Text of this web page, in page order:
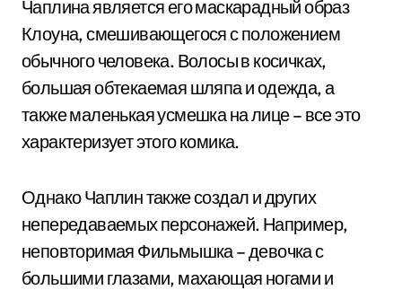
Чаплина является его маскарадный образ
Клоуна, смешивающегося с положением
обычного человека. Волосы в косичках,
большая обтекаемая шляпа и одежда, а
также маленькая усмешка на лице – все это
характеризует этого комика.
Однако Чаплин также создал и других
непередаваемых персонажей. Например,
неповторимая Фильмышка – девочка с
большими глазами, махающая ногами и